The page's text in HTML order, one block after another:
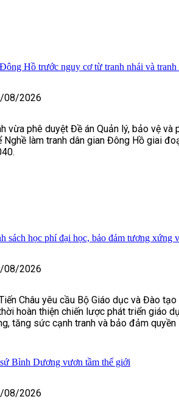
Hồ trước nguy cơ từ tranh nhái và
08/2026
vừa phê duyệt Đề án Quản lý, bảo vệ và
Nghề làm tranh dân gian Đông Hồ giai
sách học phí đại học, bảo đảm tương xứng
08/2026
Châu yêu cầu Bộ Giáo dục và Đào
hoàn thiện chiến lược phát triển giáo
tăng sức cạnh tranh và bảo đảm
Bình Dương vươn tầm thế giới
08/2026